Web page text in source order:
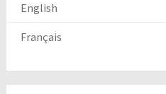
English
Français